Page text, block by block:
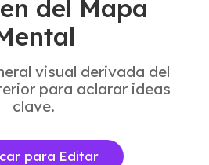
del Mapa
visual derivada del
para aclarar ideas
clave.
para Editar